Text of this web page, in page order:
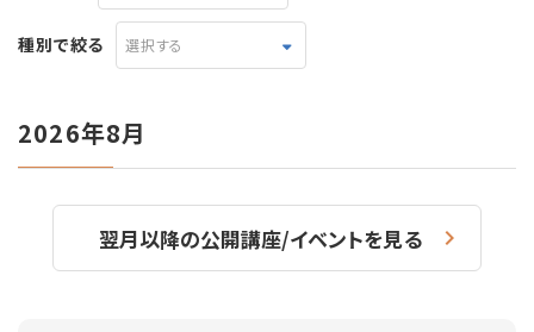
種別で絞る 選択する
2026年8月
翌月以降の公開講座/イベントを見る